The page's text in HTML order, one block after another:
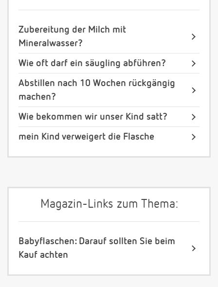
Zubereitung der Milch mit
Mineralwasser?
Wie oft darf ein säugling abführen?
Abstillen nach 10 Wochen rückgängig
machen?
Wie bekommen wir unser Kind satt?
mein Kind verweigert die Flasche
Magazin-Links zum Thema:
Babyflaschen: Darauf sollten Sie beim
Kauf achten